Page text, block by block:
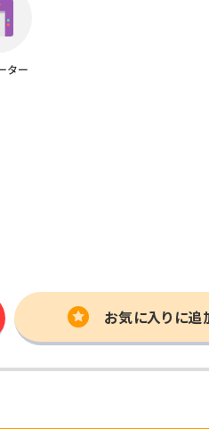
ター
お気に入りに追